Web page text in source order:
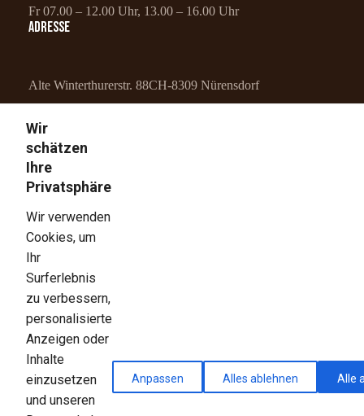
Fr 07.00 – 12.00 Uhr, 13.00 – 16.00 Uhr
ADRESSE
Alte Winterthurerstr. 88CH-8309 Nürensdorf
info@meili-schreinerei.ch
+41 52 345 24 33
LINKS
Home
Über Uns
Services
Kontakt
Wir
schätzen
Ihre
Privatsphäre
Wir verwenden
Cookies, um
Ihr
Surferlebnis
zu verbessern,
personalisierte
Anzeigen oder
Inhalte
einzusetzen
und unseren
Anpassen Alles ablehnen Alle